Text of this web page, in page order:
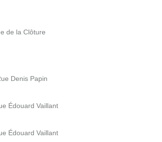
de la Clôture
Denis Papin
Édouard Vaillant
Édouard Vaillant